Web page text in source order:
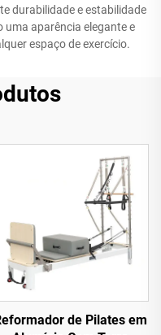
durabilidade e estabilidade
aparência elegante e
espaço de exercício.
de Pilates em